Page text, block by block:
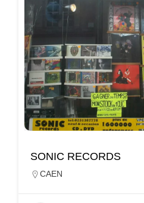
SONIC RECORDS
CAEN